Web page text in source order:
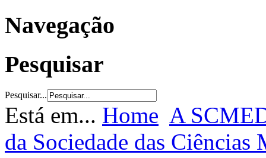
Navegação
Pesquisar
Pesquisar...
Está em... Home A
da Sociedade das Ciências